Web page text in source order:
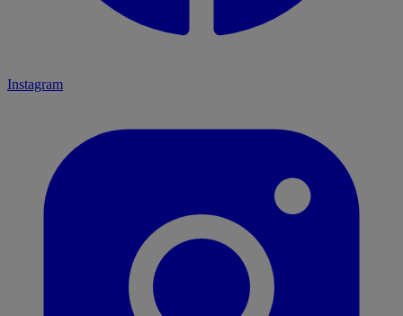
Instagram